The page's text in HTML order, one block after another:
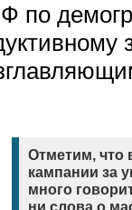
по
Отметим, что
кампании за
много
ни слова о